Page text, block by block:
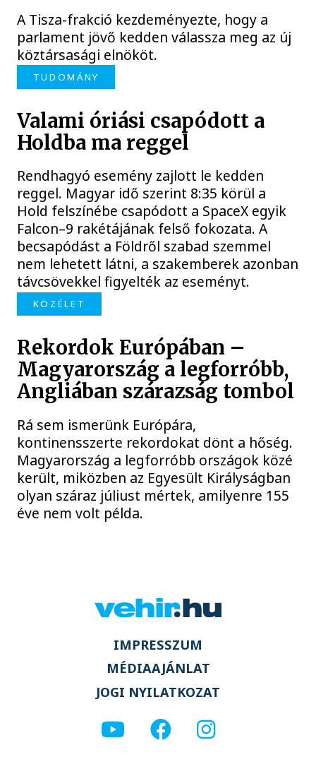
A Tisza-frakció kezdeményezte, hogy a
parlament jövő kedden válassza meg az új
köztársasági elnököt.
TUDOMÁNY
Valami óriási csapódott a
Holdba ma reggel
Rendhagyó esemény zajlott le kedden
reggel. Magyar idő szerint 8:35 körül a
Hold felszínébe csapódott a SpaceX egyik
Falcon–9 rakétájának felső fokozata. A
becsapódást a Földről szabad szemmel
nem lehetett látni, a szakemberek azonban
távcsövekkel figyelték az eseményt.
KÖZÉLET
Rekordok Európában –
Magyarország a legforróbb,
Angliában szárazság tombol
Rá sem ismerünk Európára,
kontinensszerte rekordokat dönt a hőség.
Magyarország a legforróbb országok közé
került, miközben az Egyesült Királyságban
olyan száraz júliust mértek, amilyenre 155
éve nem volt példa.
IMPRESSZUM
MÉDIAAJÁNLAT
JOGI NYILATKOZAT